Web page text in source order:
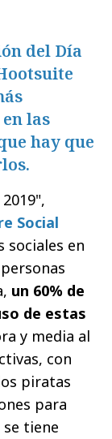
del Día
las
hay que
Social
sociales en
un 60% de
de estas
y media al
con
piratas
para
se tiene